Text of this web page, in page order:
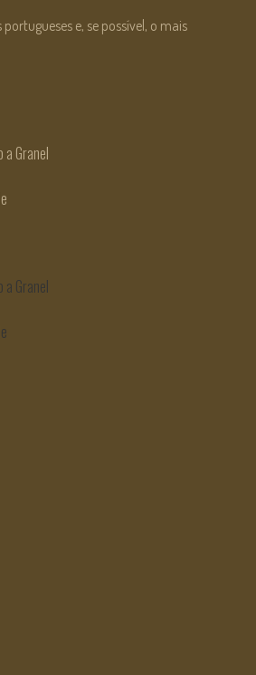
e, se possível, o mais
a Granel
a Granel